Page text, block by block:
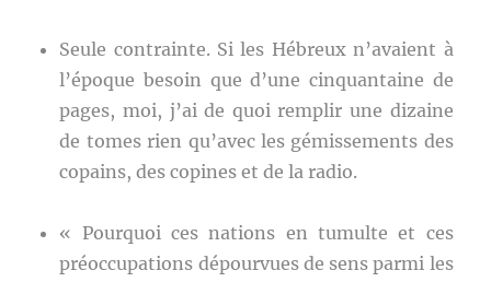
Seule contrainte. Si les Hébreux n’avaient à
l’époque besoin que d’une cinquantaine de
pages, moi, j’ai de quoi remplir une dizaine
de tomes rien qu’avec les gémissements des
copains, des copines et de la radio.
« Pourquoi ces nations en tumulte et ces
préoccupations dépourvues de sens parmi les